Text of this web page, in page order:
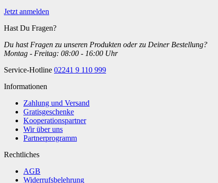
Jetzt anmelden
Hast Du Fragen?
Du hast Fragen zu unseren Produkten oder zu Deiner Bestellung?
Montag - Freitag: 08:00 - 16:00 Uhr
Service-Hotline 02241 9 110 999
Informationen
Zahlung und Versand
Gratisgeschenke
Kooperationspartner
Wir über uns
Partnerprogramm
Rechtliches
AGB
Widerrufsbelehrung